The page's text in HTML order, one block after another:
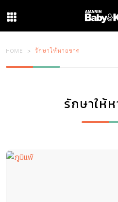
HOME รักษาให้หายขาด
รักษาให้